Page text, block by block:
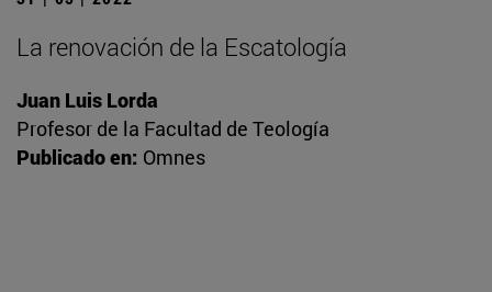
La renovación de la Escatología
Juan Luis Lorda
Profesor de la Facultad de Teología
Publicado en: Omnes